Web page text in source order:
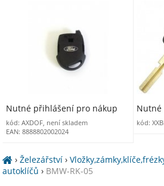
Nutné přihlášení pro nákup
kód: AXDOF, není skladem
EAN: 8888802002024
kód:
›Železářství ›
autoklíčů › BMW-RK-05